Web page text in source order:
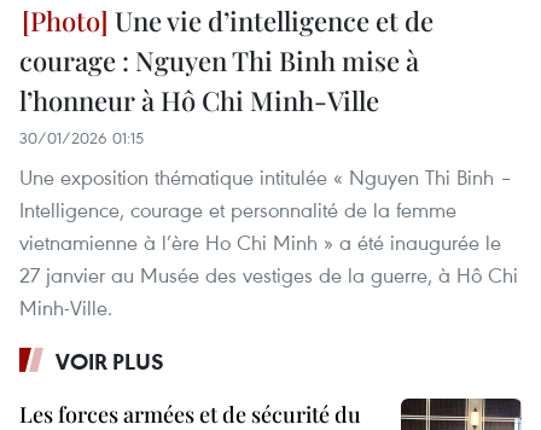
Une vie d’intelligence et de
courage : Nguyen Thi Binh mise à
l’honneur à Hô Chi Minh-Ville
30/01/2026 01:15
Une exposition thématique intitulée « Nguyen Thi Binh –
Intelligence, courage et personnalité de la femme
vietnamienne à l’ère Ho Chi Minh » a été inaugurée le
27 janvier au Musée des vestiges de la guerre, à Hô Chi
Minh-Ville.
VOIR PLUS
Les forces armées et de sécurité du